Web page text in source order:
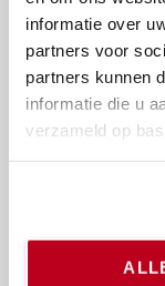
informatie over
partners voor
partners kunnen
informatie die u
verzameld op
kan worden
aangesloten
280 €
BESTEL